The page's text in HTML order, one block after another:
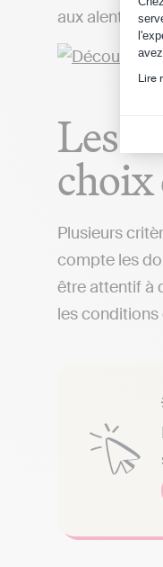
Lire
aux alentours
Les
choix
Plusieurs
compte les
être attentif à
les